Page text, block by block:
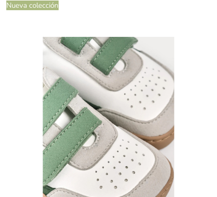
Nueva colección